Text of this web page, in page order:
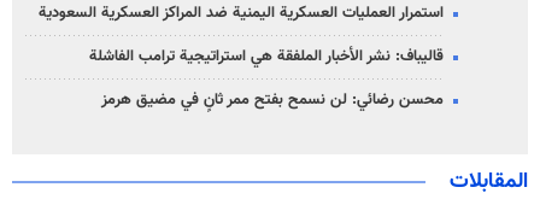
استمرار العمليات العسكرية اليمنية ضد المراكز العسكرية السعودية
قاليباف: نشر الأخبار الملفقة هي استراتيجية ترامب الفاشلة
محسن رضائي: لن نسمح بفتح ممر ثانٍ في مضيق هرمز
المقابلات